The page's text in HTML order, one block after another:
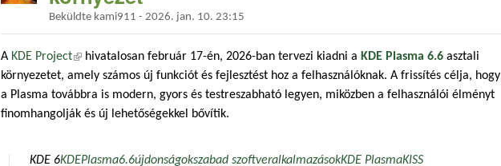
Beküldte kami911 - 2026. jan. 10. 23:15
A KDE Project(külső hivatkozás)
hivatalosan február 17-én, 2026-ban tervezi kiadni a KDE Plasma 6.6 asztali
környezetet, amely számos új funkciót és fejlesztést hoz a felhasználóknak. A frissítés célja, hogy
a Plasma továbbra is modern, gyors és testreszabható legyen, miközben a felhasználói élményt
finomhangolják és új lehetőségekkel bővítik.
KDE 6KDEPlasma6.6újdonságokszabad szoftveralkalmazásokKDE PlasmaKISS